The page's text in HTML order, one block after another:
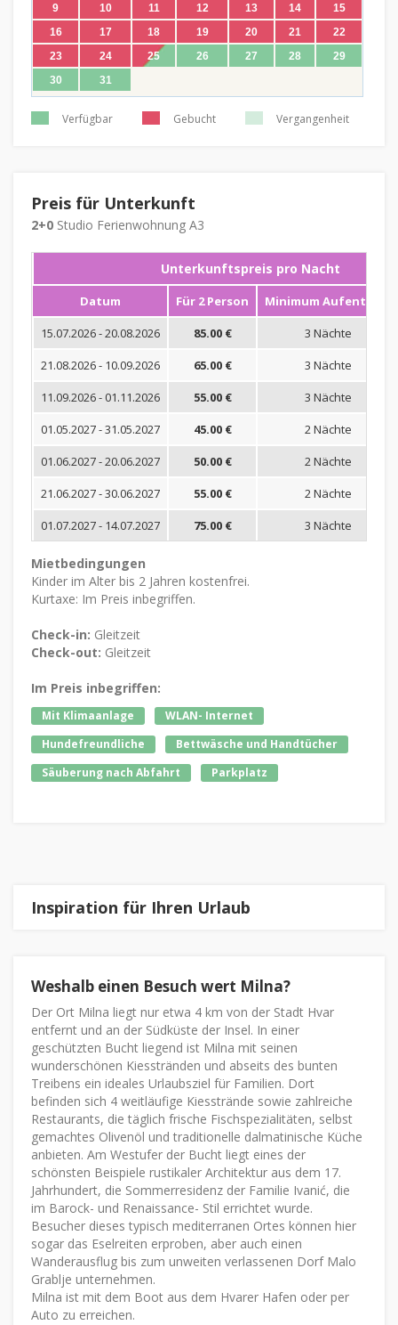
9
10 11 12 13 14
15
16
17 18 19 20 21
22
23
24 25 26 27 28
29
30
31
Verfügbar Gebucht Vergangenheit
Preis für Unterkunft
2+0 Studio Ferienwohnung A3
Unterkunftspreis pro Nacht
Datum Für 2 Person
Minimum Aufenthalt
15.07.2026 - 20.08.2026
85.00 €
3 Nächte
21.08.2026 - 10.09.2026
65.00 €
3 Nächte
11.09.2026 - 01.11.2026
55.00 €
3 Nächte
01.05.2027 - 31.05.2027
45.00 €
2 Nächte
01.06.2027 - 20.06.2027
50.00 €
2 Nächte
21.06.2027 - 30.06.2027
55.00 €
2 Nächte
01.07.2027 - 14.07.2027
75.00 € 3 Nächte
Mietbedingungen
Kinder im Alter bis 2 Jahren kostenfrei.
Kurtaxe: Im Preis inbegriffen.
Check-in: Gleitzeit
Check-out: Gleitzeit
Im Preis inbegriffen:
Mit Klimaanlage
WLAN- Internet
Hundefreundliche
Bettwäsche und Handtücher
Säuberung nach Abfahrt
Parkplatz
Inspiration für Ihren Urlaub
Weshalb einen Besuch wert Milna?
Der Ort Milna liegt nur etwa 4 km von der Stadt Hvar
entfernt und an der Südküste der Insel. In einer
geschützten Bucht liegend ist Milna mit seinen
wunderschönen Kiesstränden und abseits des bunten
Treibens ein ideales Urlaubsziel für Familien. Dort
befinden sich 4 weitläufige Kiesstrände sowie zahlreiche
Restaurants, die täglich frische Fischspezialitäten, selbst
gemachtes Olivenöl und traditionelle dalmatinische Küche
anbieten. Am Westufer der Bucht liegt eines der
schönsten Beispiele rustikaler Architektur aus dem 17.
Jahrhundert, die Sommerresidenz der Familie Ivanić, die
im Barock- und Renaissance- Stil errichtet wurde.
Besucher dieses typisch mediterranen Ortes können hier
sogar das Eselreiten erproben, aber auch einen
Wanderausflug bis zum unweiten verlassenen Dorf Malo
Grablje unternehmen.
Milna ist mit dem Boot aus dem Hvarer Hafen oder per
Auto zu erreichen.